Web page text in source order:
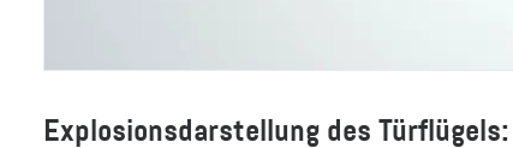
Explosionsdarstellung des Türflügels: